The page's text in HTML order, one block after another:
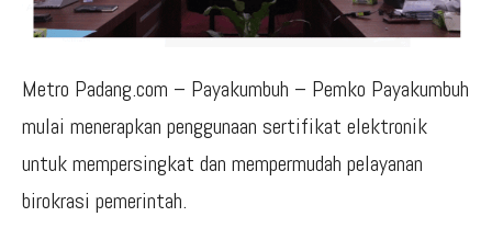
Metro Padang.com – Payakumbuh – Pemko Payakumbuh
mulai menerapkan penggunaan sertifikat elektronik
untuk mempersingkat dan mempermudah pelayanan
birokrasi pemerintah.